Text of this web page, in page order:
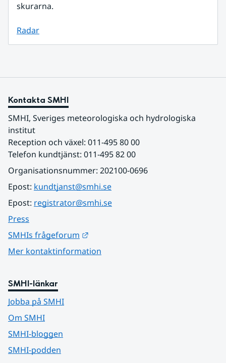
skurarna.
Radar
Kontakta SMHI
SMHI, Sveriges meteorologiska och hydrologiska
institut
Reception och växel: 011-495 80 00
Telefon kundtjänst: 011-495 82 00
Organisationsnummer: 202100-0696
Epost: kundtjanst@smhi.se
Epost: registrator@smhi.se
Press
SMHIs frågeforum
Mer kontaktinformation
SMHI-länkar
Jobba på SMHI
Om SMHI
SMHI-bloggen
SMHI-podden